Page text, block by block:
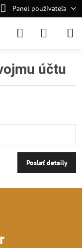
Panel používateľa
účtu
Poslať detaily